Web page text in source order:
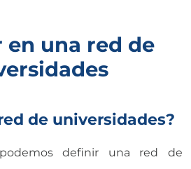
en una red de
de universidades?
definir una red de